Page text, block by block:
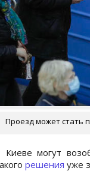
Проезд может стать
Киеве могут
решения уже